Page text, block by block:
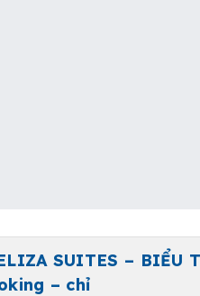
SUITES – BIỂU
– chỉ